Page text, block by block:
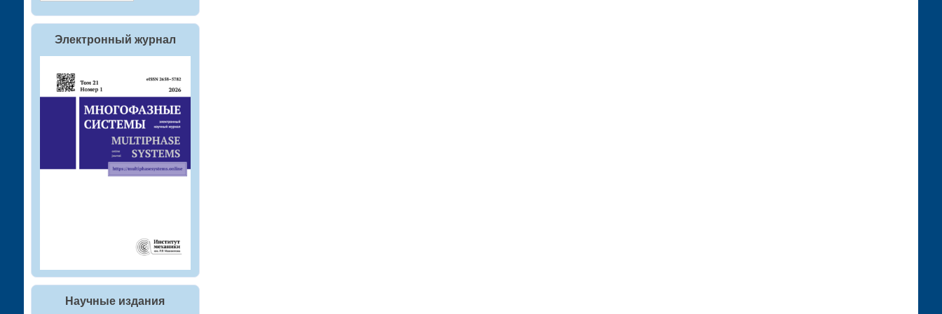
Электронный журнал
Научные издания